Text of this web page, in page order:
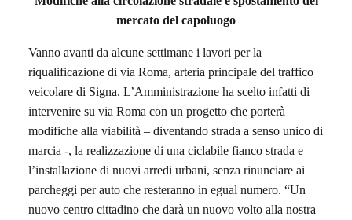
mercato del capoluogo
Vanno avanti da alcune settimane i lavori per la
riqualificazione di via Roma, arteria principale del traffico
veicolare di Signa. L’Amministrazione ha scelto infatti di
intervenire su via Roma con un progetto che porterà
modifiche alla viabilità – diventando strada a senso unico di
marcia -, la realizzazione di una ciclabile fianco strada e
l’installazione di nuovi arredi urbani, senza rinunciare ai
parcheggi per auto che resteranno in egual numero. “Un
nuovo centro cittadino che darà un nuovo volto alla nostra